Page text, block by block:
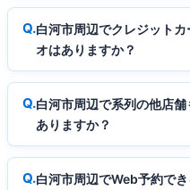
白河市周辺でクレジット
オはありますか？
白河市周辺で系列の他店
ありますか？
白河市周辺でWeb予約で